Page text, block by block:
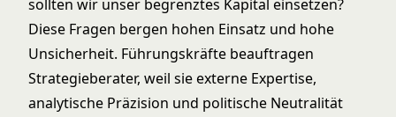
sollten wir unser begrenztes Kapital einsetzen?
Diese Fragen bergen hohen Einsatz und hohe
Unsicherheit. Führungskräfte beauftragen
Strategieberater, weil sie externe Expertise,
analytische Präzision und politische Neutralität